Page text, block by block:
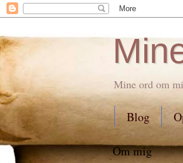
Mine ord om
Blog
Om mig